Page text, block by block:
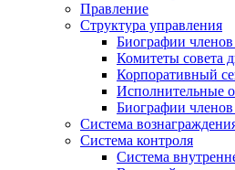
Правление
Структура управления
Биографии членов
Комитеты совета
Корпоративный
Исполнительные
Биографии
Система
Система контроля
Система